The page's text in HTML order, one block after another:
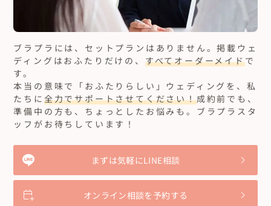
ブラプラには、セットプランはありません。掲載ウェ
ディングはおふたりだけの、 すべてオーダーメイドで
す。
本当の意味で「おふたりらしい」ウェディングを、私
たちに 全力でサポートさせてください！成約前でも、
準備中の方も、ちょっとしたお悩みも。ブラプラスタ
ッフがお待ちしています！
まずは気軽にLINE相談
オンライン相談を予約する